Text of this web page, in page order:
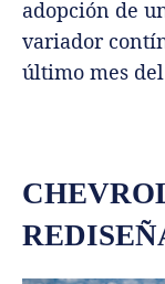
adopción de
variador
último mes